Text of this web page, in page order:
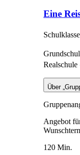
Eine
Realschule
Über
Angebot
120 Min.